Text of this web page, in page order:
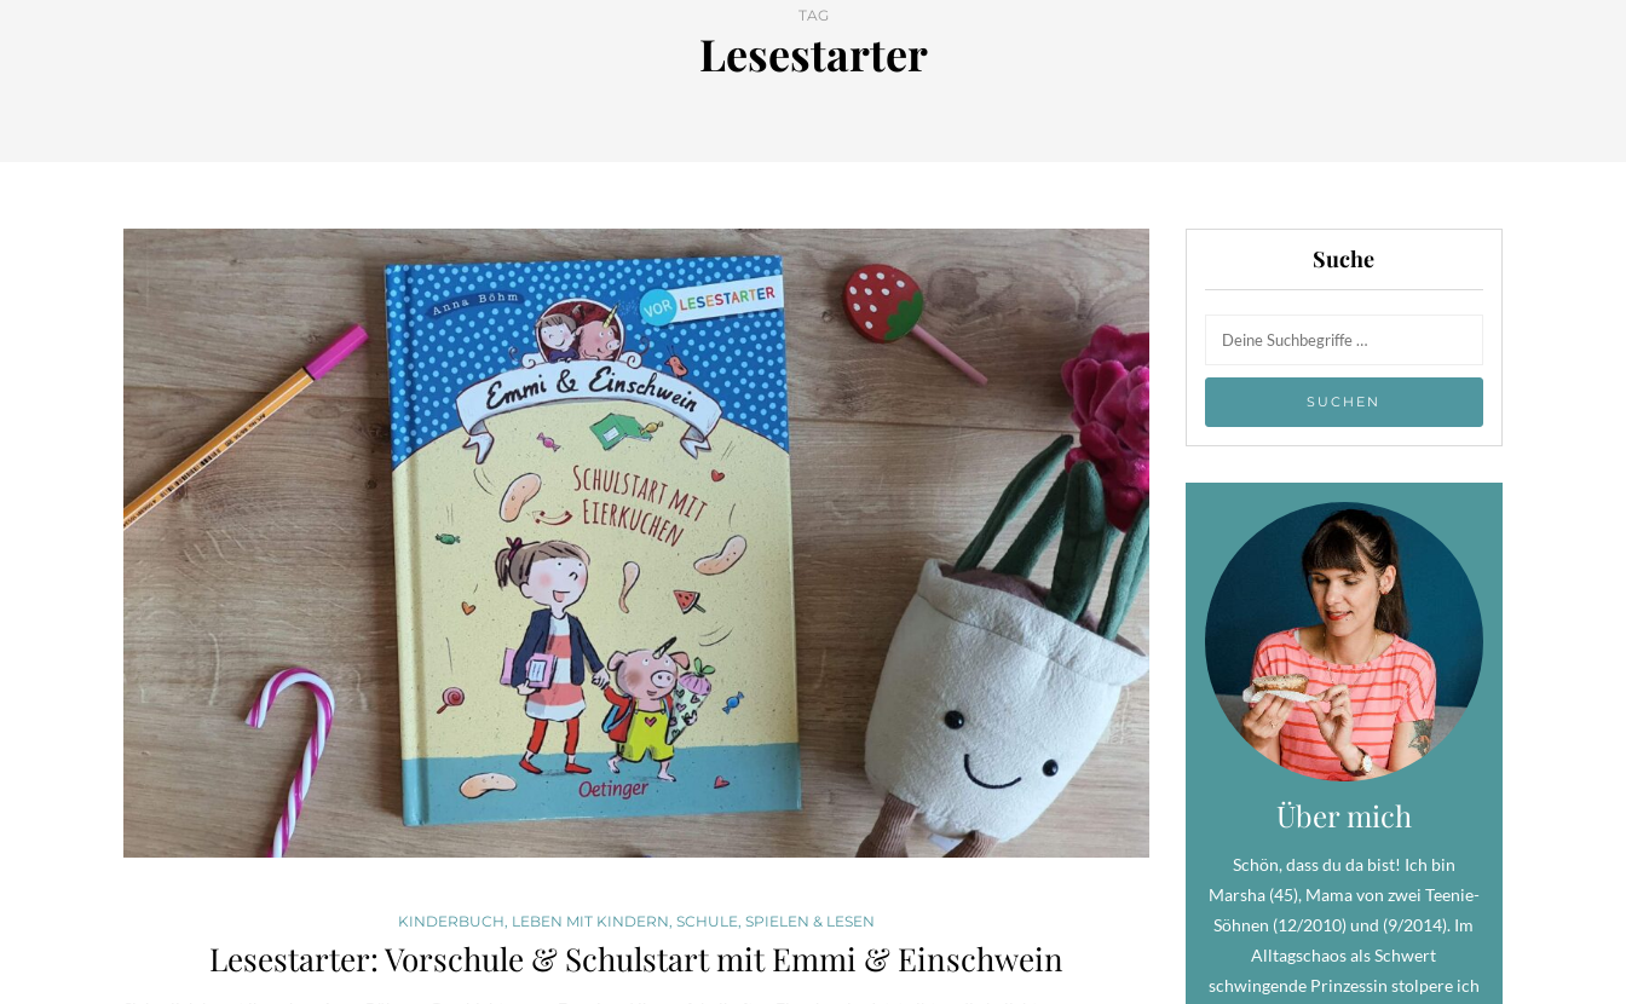
TAG
Lesestarter
KINDERBUCH, LEBEN MIT KINDERN, SCHULE, SPIELEN & LESEN
Lesestarter: Vorschule & Schulstart mit Emmi & Einschwein
Suche
Über mich
Schön, dass du da bist! Ich bin
Marsha (45), Mama von zwei Teenie-
Söhnen (12/2010) und (9/2014). Im
Alltagschaos als Schwert
schwingende Prinzessin stolpere ich